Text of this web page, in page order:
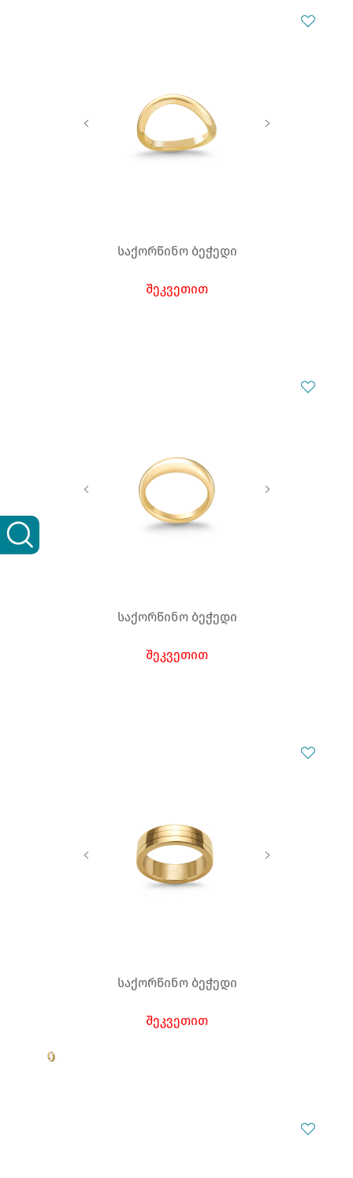
საქორწინო ბეჭედი
შეკვეთით
საქორწინო ბეჭედი
შეკვეთით
საქორწინო ბეჭედი
შეკვეთით